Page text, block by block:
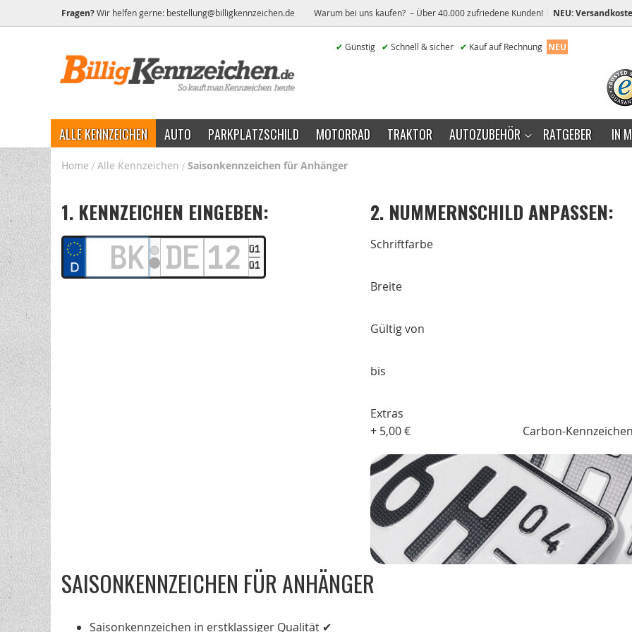
Fragen?Wir helfen gerne: bestellung@billigkennzeichen.de Warum bei uns kaufen? – Über 40.000 zufriedene Kunden! NEU:
✔ Günstig ✔ Schnell & sicher ✔ Kauf auf Rechnung NEU
ALLE KENNZEICHEN AUTO PARKPLATZSCHILD MOTORRAD TRAKTOR AUTOZUBEHÖR RATGEBER IN
Home Alle Kennzeichen Saisonkennzeichen für Anhänger
1. KENNZEICHEN EINGEBEN:
01
01
2. NUMMERNSCHILD ANPASSEN:
Schriftfarbe
Breite
Gültig von
bis
Extras
+ 5,00 € Carbon-
SAISONKENNZEICHEN FÜR ANHÄNGER
Saisonkennzeichen in erstklassiger Qualität ✔